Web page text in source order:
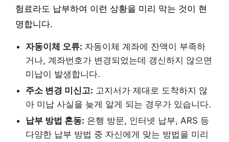
험료라도 납부하여 이런 상황을 미리 막는 것이 현
명합니다.
자동이체 오류: 자동이체 계좌에 잔액이 부족하
거나, 계좌번호가 변경되었는데 갱신하지 않으면
미납이 발생합니다.
주소 변경 미신고: 고지서가 제대로 도착하지 않
아 미납 사실을 늦게 알게 되는 경우가 있습니다.
납부 방법 혼동: 은행 방문, 인터넷 납부, ARS 등
다양한 납부 방법 중 자신에게 맞는 방법을 미리